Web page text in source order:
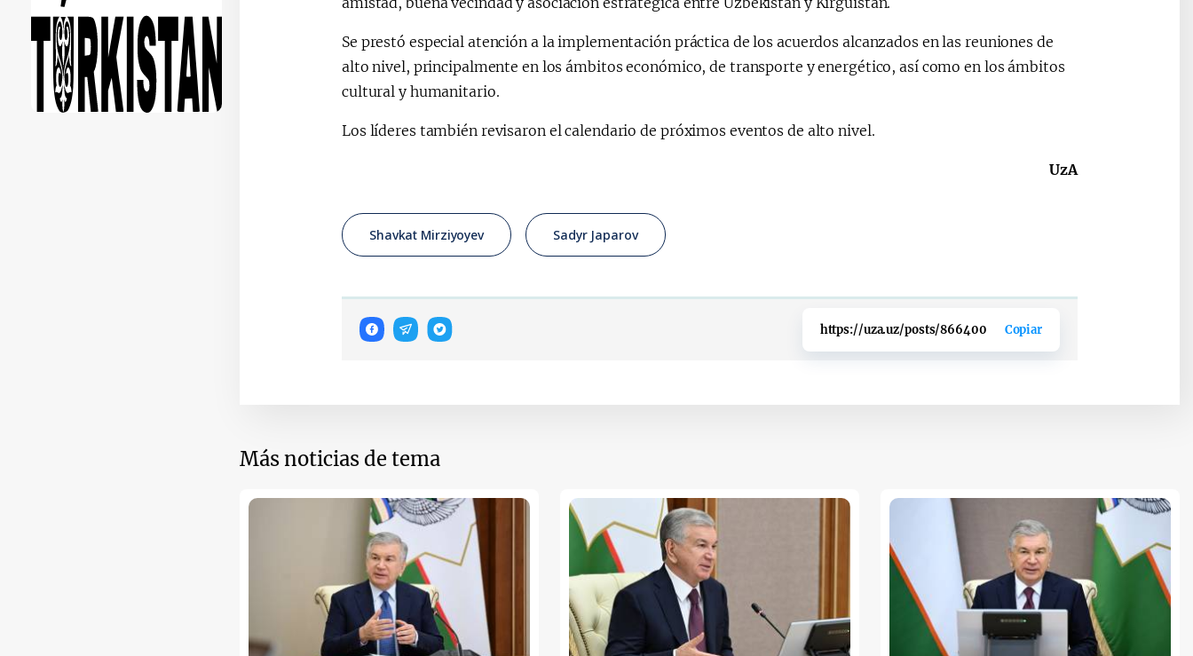
Se prestó especial atención a la implementación práctica de los acuerdos alcanzados en las reuniones de
alto nivel, principalmente en los ámbitos económico, de transporte y energético, así como en los ámbitos
cultural y humanitario.
Los líderes también revisaron el calendario de próximos eventos de alto nivel.
UzA
Shavkat Mirziyoyev Sadyr Japarov
https://uza.uz/posts/866400 Copiar
Más noticias de tema